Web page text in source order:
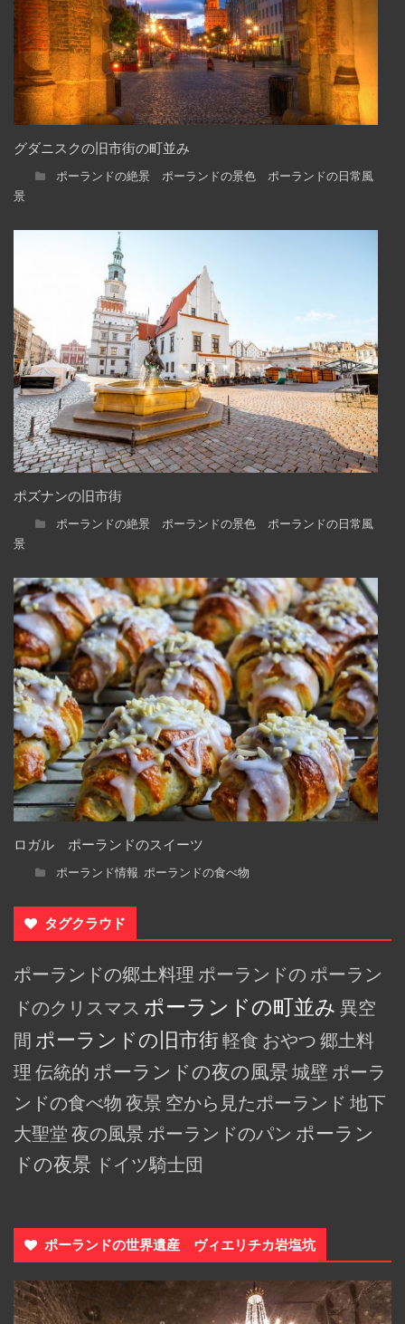
グダニスクの旧市街の町並み
ポーランドの絶景 ポーランドの景色 ポーランドの日常風
景
ポズナンの旧市街
ポーランドの絶景 ポーランドの景色 ポーランドの日常風
景
ロガル ポーランドのスイーツ
ポーランド情報, ポーランドの食べ物
タグクラウド
ポーランドの郷土料理 ポーランドの ポーラン
ドのクリスマス ポーランドの町並み 異空
間 ポーランドの旧市街 軽食 おやつ 郷土料
理 伝統的 ポーランドの夜の風景 城壁 ポーラ
ンドの食べ物 夜景 空から見たポーランド 地下
大聖堂 夜の風景 ポーランドのパン ポーラン
ドの夜景 ドイツ騎士団
ポーランドの世界遺産 ヴィエリチカ岩塩坑